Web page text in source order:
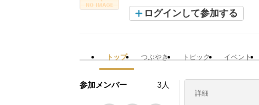
ログインして参加する
トップ つぶやき トピック イベント
詳細
参加メンバー 3人